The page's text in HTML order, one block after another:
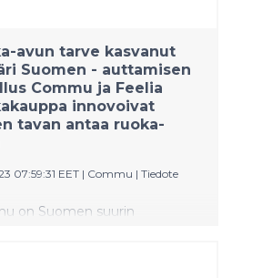
avun tarve kasvanut
Suomen - auttamisen
Commu ja Feelia
innovoivat
tavan antaa ruoka-
07:59:31 EET | Commu | Tiedote
on Suomen suurin
käyttäjää ympäri Suomen.
käyttäjädatan mukaan